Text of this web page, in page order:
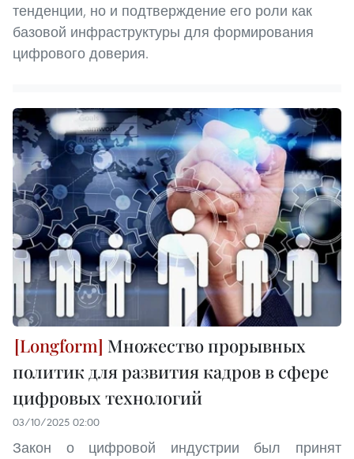
тенденции, но и подтверждение его роли как
базовой инфраструктуры для формирования
цифрового доверия.
Множество прорывных
политик для развития кадров в сфере
цифровых технологий
03/10/2025 02:00
Закон о цифровой индустрии был принят